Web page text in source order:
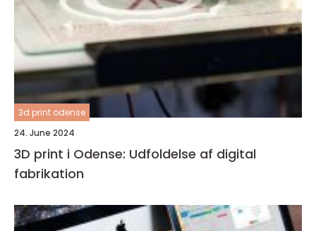
3d print odense
24. June 2024
3D print i Odense: Udfoldelse af digital
fabrikation